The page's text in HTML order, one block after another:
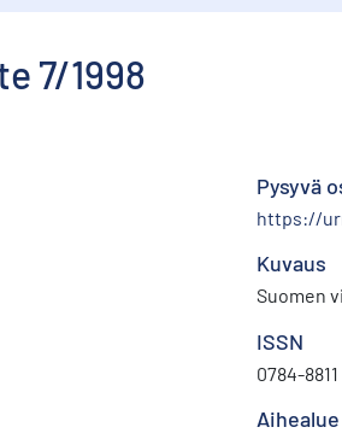
7/1998
Pysyvä
https://
Kuvaus
Suomen
ISSN
0784-8811
Aihealue